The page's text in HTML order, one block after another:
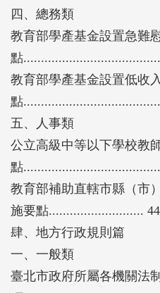
四、總務類
教育部學產基金設置急難
點
教育部學產基金設置低收
點
五、人事類
公立高級中等以下學校教
點
教育部補助直轄市縣（市
施要點...........................
肆、地方行政規則篇
一、一般類
臺北市政府所屬各機關法